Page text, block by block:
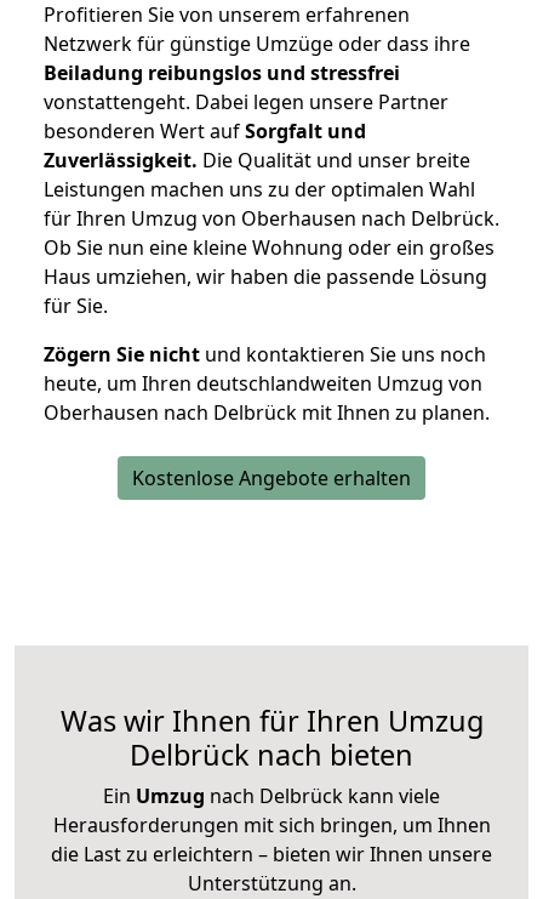
Profitieren Sie von unserem erfahrenen
Netzwerk für günstige Umzüge oder dass ihre
Beiladung reibungslos und stressfrei
vonstattengeht. Dabei legen unsere Partner
besonderen Wert aufSorgfalt und
Zuverlässigkeit. Die Qualität und unser breite
Leistungen machen uns zu der optimalen Wahl
für Ihren Umzug von Oberhausen nach Delbrück.
Ob Sie nun eine kleine Wohnung oder ein großes
Haus umziehen, wir haben die passende Lösung
für Sie.
Zögern Sie nicht und kontaktieren Sie uns noch
heute, um Ihren deutschlandweiten Umzug von
Oberhausen nach Delbrück mit Ihnen zu planen.
Kostenlose Angebote erhalten
Was wir Ihnen für Ihren Umzug
Delbrück nach bieten
Ein Umzug nach Delbrück kann viele
Herausforderungen mit sich bringen, um Ihnen
die Last zu erleichtern – bieten wir Ihnen unsere
Unterstützung an.